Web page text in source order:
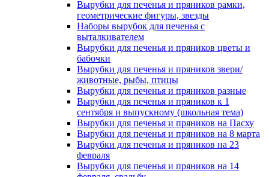
Вырубки для печенья и пряников рамки,
геометрические фигуры, звезды
Наборы вырубок для печенья с
выталкивателем
Вырубки для печенья и пряников цветы и
бабочки
Вырубки для печенья и пряников звери/
животные, рыбы, птицы
Вырубки для печенья и пряников разные
Вырубки для печенья и пряников к 1
сентября и выпускному (школьная тема)
Вырубки для печенья и пряников на Пасху
Вырубки для печенья и пряников на 8 марта
Вырубки для печенья и пряников на 23
февраля
Вырубки для печенья и пряников на 14